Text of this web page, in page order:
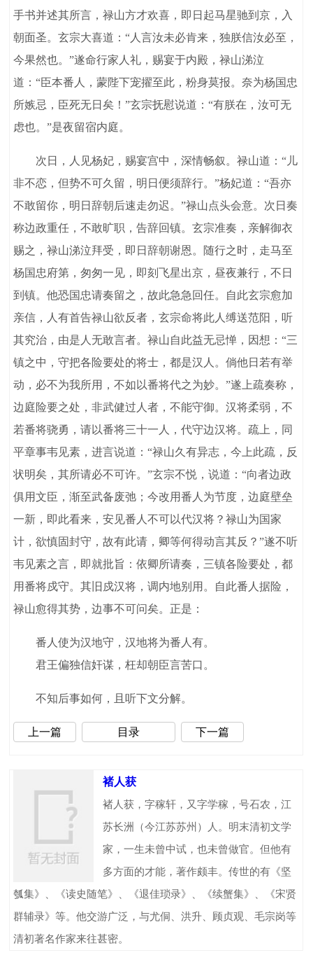
手书并述其所言，禄山方才欢喜，即日起马星驰到京，入
朝面圣。玄宗大喜道：“人言汝未必肯来，独朕信汝必至，
今果然也。”遂命行家人礼，赐宴于内殿，禄山涕泣
道：“臣本番人，蒙陛下宠擢至此，粉身莫报。奈为杨国忠
所嫉忌，臣死无日矣！”玄宗抚慰说道：“有朕在，汝可无
虑也。”是夜留宿内庭。
次日，人见杨妃，赐宴宫中，深情畅叙。禄山道：“儿
非不恋，但势不可久留，明日便须辞行。”杨妃道：“吾亦
不敢留你，明日辞朝后速走勿迟。”禄山点头会意。次日奏
称边政重任，不敢旷职，告辞回镇。玄宗准奏，亲解御衣
赐之，禄山涕泣拜受，即日辞朝谢恩。随行之时，走马至
杨国忠府第，匆匆一见，即刻飞星出京，昼夜兼行，不日
到镇。他恐国忠请奏留之，故此急急回任。自此玄宗愈加
亲信，人有首告禄山欲反者，玄宗命将此人缚送范阳，听
其究治，由是人无敢言者。禄山自此益无忌惮，因想：“三
镇之中，守把各险要处的将士，都是汉人。倘他日若有举
动，必不为我所用，不如以番将代之为妙。”遂上疏奏称，
边庭险要之处，非武健过人者，不能守御。汉将柔弱，不
若番将骁勇，请以番将三十一人，代守边汉将。疏上，同
平章事韦见素，进言说道：“禄山久有异志，今上此疏，反
状明矣，其所请必不可许。”玄宗不悦，说道：“向者边政
俱用文臣，渐至武备废弛；今改用番人为节度，边庭壁垒
一新，即此看来，安见番人不可以代汉将？禄山为国家
计，欲慎固封守，故有此请，卿等何得动言其反？”遂不听
韦见素之言，即就批旨：依卿所请奏，三镇各险要处，都
用番将戍守。其旧戍汉将，调内地别用。自此番人据险，
禄山愈得其势，边事不可问矣。正是：
番人使为汉地守，汉地将为番人有。
君王偏独信奸谋，枉却朝臣言苦口。
不知后事如何，且听下文分解。
上一篇 目录 下一篇
褚人获
褚人获，字稼轩，又字学稼，号石农，江
苏长洲（今江苏苏州）人。明末清初文学
家，一生未曾中试，也未曾做官。但他有
多方面的才能，著作颇丰。传世的有《坚
瓠集》、《读史随笔》、《退佳琐录》、《续蟹集》、《宋贤
群辅录》等。他交游广泛，与尤侗、洪升、顾贞观、毛宗岗等
清初著名作家来往甚密。